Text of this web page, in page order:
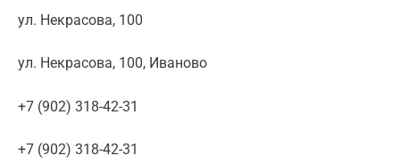
ул. Некрасова, 100
ул. Некрасова, 100, Иваново
+7 (902) 318-42-31
+7 (902) 318-42-31